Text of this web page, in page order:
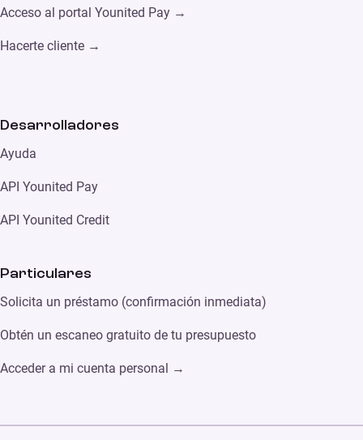
Acceso al portal Younited Pay →
Hacerte cliente →
Desarrolladores
Ayuda
API Younited Pay
API Younited Credit
Particulares
Solicita un préstamo (confirmación inmediata)
Obtén un escaneo gratuito de tu presupuesto
Acceder a mi cuenta personal →